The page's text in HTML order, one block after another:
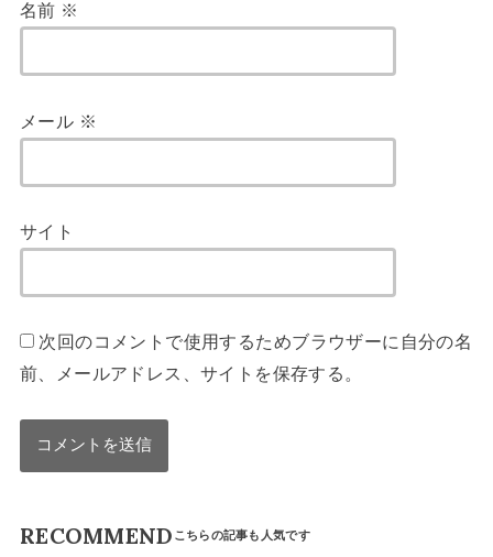
名前 ※
メール ※
サイト
次回のコメントで使用するためブラウザーに自分の名
前、メールアドレス、サイトを保存する。
RECOMMEND